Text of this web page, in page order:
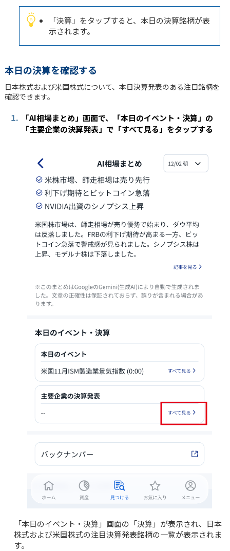
「決算」をタップすると、本日の決算銘柄が表
示されます。
本日の決算を確認する
日本株式および米国株式について、本日決算発表のある注目銘柄を
確認できます。
1.
「AI相場まとめ」画面で、「本日のイベント・決算」の
「主要企業の決算発表」で「すべて見る」をタップする
「本日のイベント・決算」画面の「決算」が表示され、日本
株式および米国株式の注目決算発表銘柄の一覧が表示されま
す。